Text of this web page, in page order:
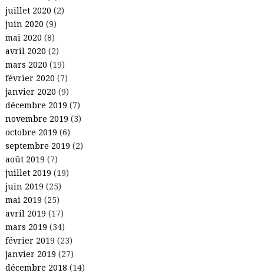
juillet 2020 (2)
juin 2020 (9)
mai 2020 (8)
avril 2020 (2)
mars 2020 (19)
février 2020 (7)
janvier 2020 (9)
décembre 2019 (7)
novembre 2019 (3)
octobre 2019 (6)
septembre 2019 (2)
août 2019 (7)
juillet 2019 (19)
juin 2019 (25)
mai 2019 (25)
avril 2019 (17)
mars 2019 (34)
février 2019 (23)
janvier 2019 (27)
décembre 2018 (14)